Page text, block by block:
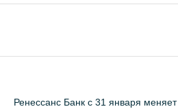
Ренессанс Банк с 31 января меняет